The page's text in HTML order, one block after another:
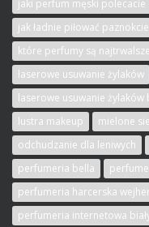
jaki perfum męski polecacie
jak ładnie piłować paznokcie
które perfumy są najtrwalsze
laserowe usuwanie żylaków
laserowe usuwanie żylaków
lustra makeup
mielone
odchudzanie dla leniwych
perfumeria bella
perfumeria harcerska
perfumeria internetowa